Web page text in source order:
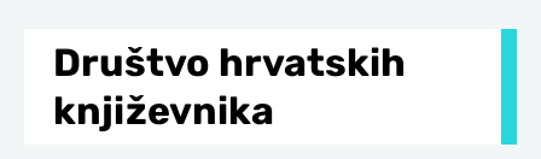
Društvo hrvatskih
književnika